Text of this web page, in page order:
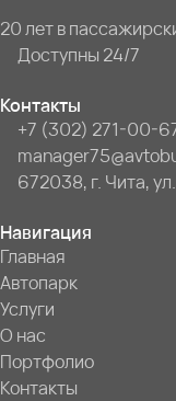
20 лет в
Доступны 24/7
Контакты
+7 (302) 271-00-
672038, г. Чита,
Навигация
Главная
Автопарк
Услуги
О нас
Портфолио
Контакты